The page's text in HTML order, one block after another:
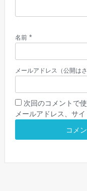
名前 *
メールアドレス（公開は
次回のコメントで
メールアドレス、サイ